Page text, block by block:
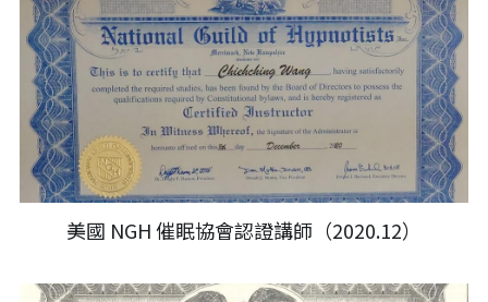
美國 NGH 催眠協會認證講師（2020.12）